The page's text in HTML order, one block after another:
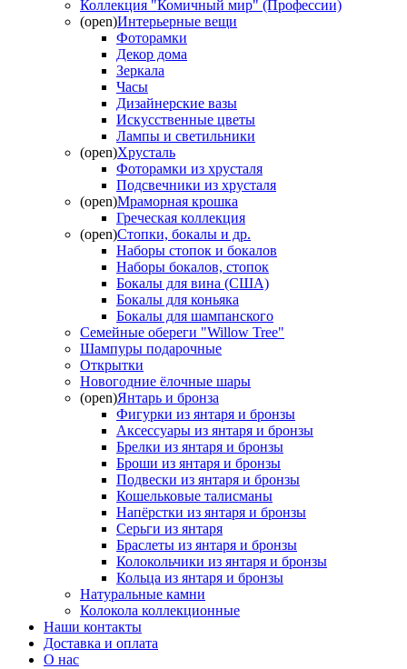
Коллекция "Комичный мир" (Профессии)
(open)Интерьерные вещи
Фоторамки
Декор дома
Зеркала
Часы
Дизайнерские вазы
Искусственные цветы
Лампы и светильники
(open)Хрусталь
Фоторамки из хрусталя
Подсвечники из хрусталя
(open)Мраморная крошка
Греческая коллекция
(open)Стопки, бокалы и др.
Наборы стопок и бокалов
Наборы бокалов, стопок
Бокалы для вина (США)
Бокалы для коньяка
Бокалы для шампанского
Семейные обереги "Willow Tree"
Шампуры подарочные
Открытки
Новогодние ёлочные шары
(open)Янтарь и бронза
Фигурки из янтаря и бронзы
Аксессуары из янтаря и бронзы
Брелки из янтаря и бронзы
Броши из янтаря и бронзы
Подвески из янтаря и бронзы
Кошельковые талисманы
Напёрстки из янтаря и бронзы
Серьги из янтаря
Браслеты из янтаря и бронзы
Колокольчики из янтаря и бронзы
Кольца из янтаря и бронзы
Натуральные камни
Колокола коллекционные
Наши контакты
Доставка и оплата
О нас